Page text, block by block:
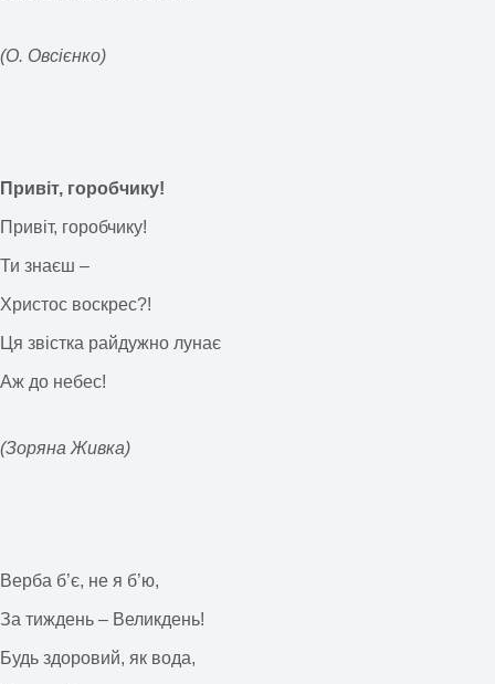
(О. Овсієнко)
Привіт, горобчику!
Привіт, горобчику!
Ти знаєш –
Христос воскрес?!
Ця звістка райдужно лунає
Аж до небес!
(Зоряна Живка)
Верба б’є, не я б’ю,
За тиждень – Великдень!
Будь здоровий, як вода,